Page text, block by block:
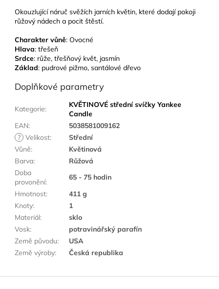
Okouzlující náruč svěžích jarních květin, které dodají pokoji
růžový nádech a pocit štěstí.
Charakter vůně: Ovocné
Hlava: třešeň
Srdce: růže, třešňový květ, jasmín
Základ: pudrové pižmo, santálové dřevo
Doplňkové parametry
Kategorie:
KVĚTINOVÉ střední svíčky Yankee
Candle
EAN:
5038581009162
? Velikost:
Střední
Vůně:
Květinová
Barva:
Růžová
Doba
provonění:
65 - 75 hodin
Hmotnost:
411 g
Knoty:
1
Materiál:
sklo
Vosk:
potravinářský parafín
Země původu:
USA
Země výroby: Česká republika